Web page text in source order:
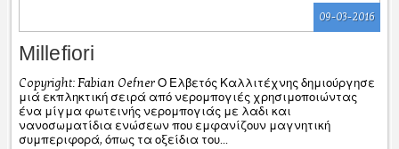
09-03-2016
Millefiori
Copyright: Fabian Oefner Ο Ελβετός Καλλιτέχνης δημιούργησε
μιά εκπληκτική σειρά από νερομπογιές χρησιμοποιώντας
ένα μίγμα φωτεινής νερομπογιάς με λαδι και
νανοσωματίδια ενώσεων που εμφανίζουν μαγνητική
συμπεριφορά, όπως τα οξείδια του...